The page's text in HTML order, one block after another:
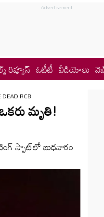
రివ్యూస్ ఓటీటీ వీడియోలు
RCB
మృతి!
స్పాట్‌లో బుధవారం